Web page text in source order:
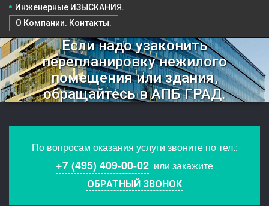
Инженерные ИЗЫСКАНИЯ.
О Компании. Контакты.
Если надо узаконить
перепланировку нежилого
помещения или здания,
обращайтесь в АПБ ГРАД.
По вопросам оказания услуги звоните по тел.:
+7 (495) 409-00-02 или закажите
ОБРАТНЫЙ ЗВОНОК